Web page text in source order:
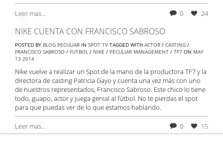
Leer mas... 0 24
NIKE CUENTA CON FRANCISCO SABROSO
POSTED BY BLOG PECULIAR IN SPOT TV TAGGED WITH ACTOR / CASTING /
FRANCISCO SABROSO / FUTBOL / NIKE / PECULIAR MANAGEMENT / TF7 ON MAY
13 2014
Nike vuelve a realizar un Spot de la mano de la productora TF7 y la
directora de casting Patricia Gayo y cuenta una vez más con uno
de nuestros representados, Francisco Sabroso. Este chico lo tiene
todo, guapo, actor y juega genial al fútbol. No te pierdas el spot
para que puedas ver de lo que estamos hablando.
Leer mas... 0 15